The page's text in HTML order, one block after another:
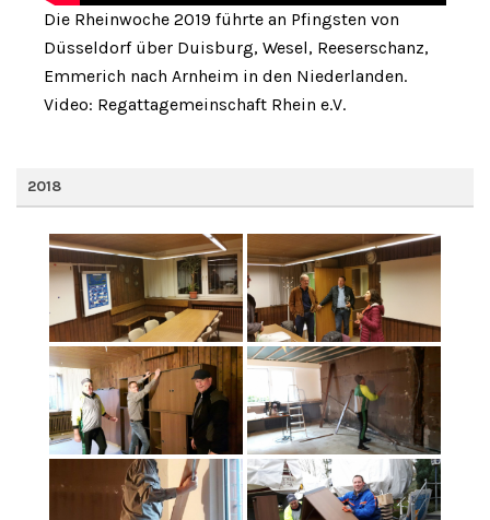
Die Rheinwoche 2019 führte an Pfingsten von
Düsseldorf über Duisburg, Wesel, Reeserschanz,
Emmerich nach Arnheim in den Niederlanden.
Video: Regattagemeinschaft Rhein e.V.
2018